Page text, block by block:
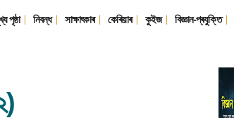
পৃষ্ঠা নিবন্ধ সাক্ষাৎকাৰ কেৰিয়াৰ কুইজ বিজ্ঞান-প্ৰযুক্তি